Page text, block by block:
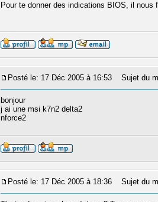
Pour te donner des indications BIOS, il
Posté le: 17 Déc 2005 à 16:53 Sujet du
bonjour
j ai une msi k7n2 delta2
nforce2
Posté le: 17 Déc 2005 à 18:36 Sujet du